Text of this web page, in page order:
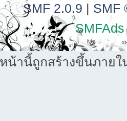
SMF 2.0.9 | SMF
SMFAds
หน้านี้ถูกสร้างขึ้นภายใ